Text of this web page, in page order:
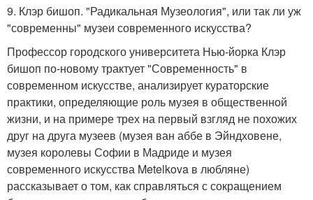
9. Клэр бишоп. "Радикальная Музеология", или так ли уж
"современны" музеи современного искусства?
Профессор городского университета Нью-йорка Клэр
бишоп по-новому трактует "Современность" в
современном искусстве, анализирует кураторские
практики, определяющие роль музея в общественной
жизни, и на примере трех на первый взгляд не похожих
друг на друга музеев (музея ван аббе в Эйндховене,
музея королевы Софии в Мадриде и музея
современного искусства Metelkova в любляне)
рассказывает о том, как справляться с сокращением